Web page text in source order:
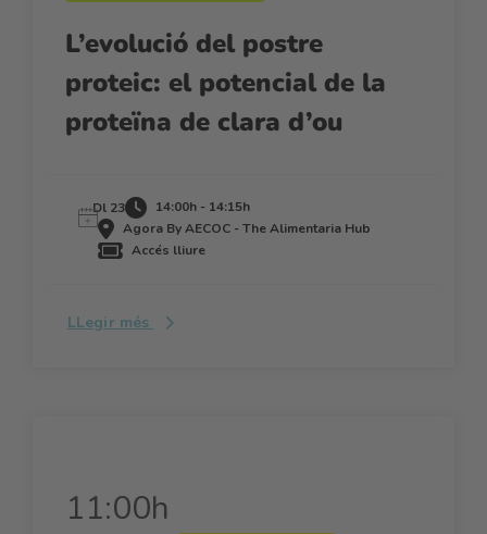
L’evolució del postre
proteic: el potencial de la
proteïna de clara d’ou
Dl 23
14:00h - 14:15h
Agora By AECOC - The Alimentaria Hub
Accés lliure
LLegir més
11:00h